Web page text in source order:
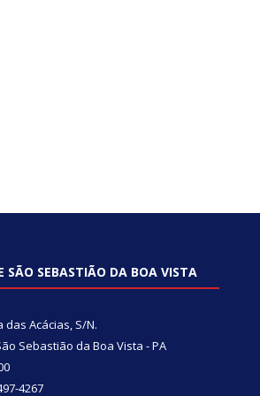
SÃO SEBASTIÃO DA BOA VISTA
das Acácias, S/N.
Sebastião da Boa Vista - PA
4267